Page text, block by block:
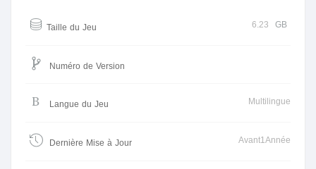
Taille du Jeu 6.23 GB
Numéro de Version
Langue du Jeu Multilingue
Dernière Mise à Jour Avant1Année